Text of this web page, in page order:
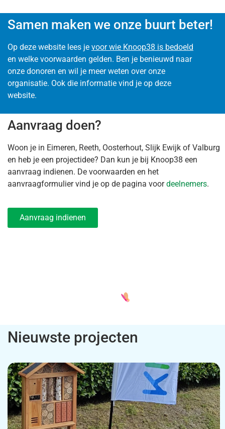
Samen maken we onze buurt beter!
Op deze website lees je voor wie Knoop38 is bedoeld
en welke voorwaarden gelden. Ben je benieuwd naar
onze donoren en wil je meer weten over onze
organisatie. Ook die informatie vind je op deze
website.
Aanvraag doen?
Woon je in Eimeren, Reeth, Oosterhout, Slijk Ewijk of Valburg
en heb je een projectidee? Dan kun je bij Knoop38 een
aanvraag indienen. De voorwaarden en het
aanvraagformulier vind je op de pagina voordeelnemers.
Aanvraag indienen
Nieuwste projecten